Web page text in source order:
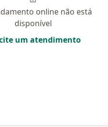
online não está
disponível
um atendimento